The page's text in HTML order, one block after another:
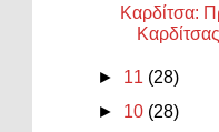
Καρδίτσα:
► 11 (28)
► 10 (28)